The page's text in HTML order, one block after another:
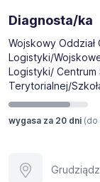
Diagnosta/ka
Wojskowy
Logistyki/
Logistyki/ Centrum
Terytorialnej/
wygasa za 20 dni (do